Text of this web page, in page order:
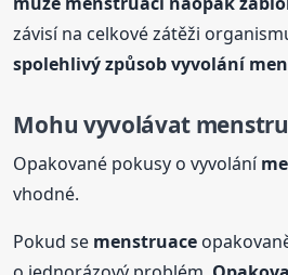
závisí na celkové zátěži
spolehlivý způsob vyvolání
Mohu vyvolávat
Opakované pokusy o vyvolání
vhodné.
Pokud se menstruace